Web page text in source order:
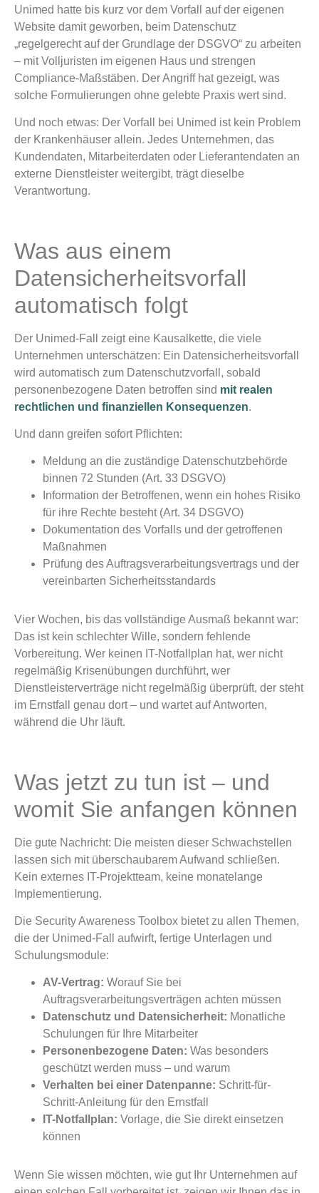
Unimed hatte bis kurz vor dem Vorfall auf der eigenen
Website damit geworben, beim Datenschutz
„regelgerecht auf der Grundlage der DSGVO“ zu arbeiten
– mit Volljuristen im eigenen Haus und strengen
Compliance-Maßstäben. Der Angriff hat gezeigt, was
solche Formulierungen ohne gelebte Praxis wert sind.
Und noch etwas: Der Vorfall bei Unimed ist kein Problem
der Krankenhäuser allein. Jedes Unternehmen, das
Kundendaten, Mitarbeiterdaten oder Lieferantendaten an
externe Dienstleister weitergibt, trägt dieselbe
Verantwortung.
Was aus einem
Datensicherheitsvorfall
automatisch folgt
Der Unimed-Fall zeigt eine Kausalkette, die viele
Unternehmen unterschätzen: Ein Datensicherheitsvorfall
wird automatisch zum Datenschutzvorfall, sobald
personenbezogene Daten betroffen sind mit realen
rechtlichen und finanziellen Konsequenzen.
Und dann greifen sofort Pflichten:
Meldung an die zuständige Datenschutzbehörde
binnen 72 Stunden (Art. 33 DSGVO)
Information der Betroffenen, wenn ein hohes Risiko
für ihre Rechte besteht (Art. 34 DSGVO)
Dokumentation des Vorfalls und der getroffenen
Maßnahmen
Prüfung des Auftragsverarbeitungsvertrags und der
vereinbarten Sicherheitsstandards
Vier Wochen, bis das vollständige Ausmaß bekannt war:
Das ist kein schlechter Wille, sondern fehlende
Vorbereitung. Wer keinen IT-Notfallplan hat, wer nicht
regelmäßig Krisenübungen durchführt, wer
Dienstleisterverträge nicht regelmäßig überprüft, der steht
im Ernstfall genau dort – und wartet auf Antworten,
während die Uhr läuft.
Was jetzt zu tun ist – und
womit Sie anfangen können
Die gute Nachricht: Die meisten dieser Schwachstellen
lassen sich mit überschaubarem Aufwand schließen.
Kein externes IT-Projektteam, keine monatelange
Implementierung.
Die Security Awareness Toolbox bietet zu allen Themen,
die der Unimed-Fall aufwirft, fertige Unterlagen und
Schulungsmodule:
AV-Vertrag: Worauf Sie bei
Auftragsverarbeitungsverträgen achten müssen
Datenschutz und Datensicherheit: Monatliche
Schulungen für Ihre Mitarbeiter
Personenbezogene Daten: Was besonders
geschützt werden muss – und warum
Verhalten bei einer Datenpanne: Schritt-für-
Schritt-Anleitung für den Ernstfall
IT-Notfallplan: Vorlage, die Sie direkt einsetzen
können
Wenn Sie wissen möchten, wie gut Ihr Unternehmen auf